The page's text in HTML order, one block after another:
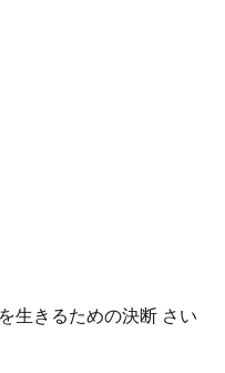
生きるための決断 さい